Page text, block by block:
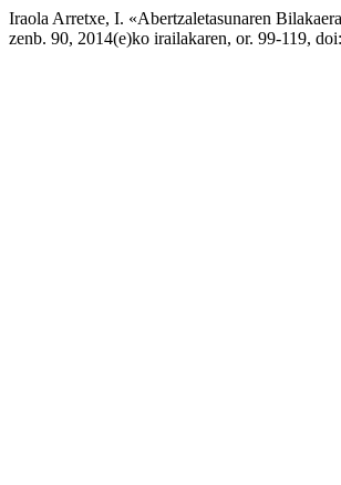
Iraola Arretxe, I. «Abertzaletasunaren
zenb. 90, 2014(e)ko irailakaren, or. 99-119,